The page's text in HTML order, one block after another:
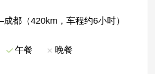
都（420km，车程约6小时）
午餐 晚餐